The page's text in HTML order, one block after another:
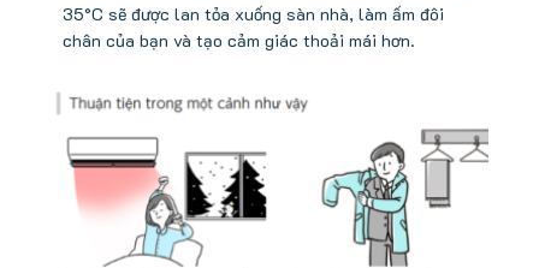
35°C sẽ được lan tỏa xuống sàn nhà, làm ấm đôi
chân của bạn và tạo cảm giác thoải mái hơn.